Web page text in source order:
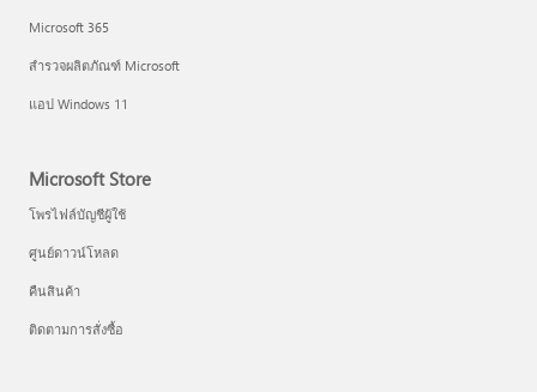
Microsoft 365
สำรวจผลิตภัณฑ์ Microsoft
แอป Windows 11
Microsoft Store
โพรไฟล์บัญชีผู้ใช้
ศูนย์ดาวน์โหลด
คืนสินค้า
ติดตามการสั่งซื้อ